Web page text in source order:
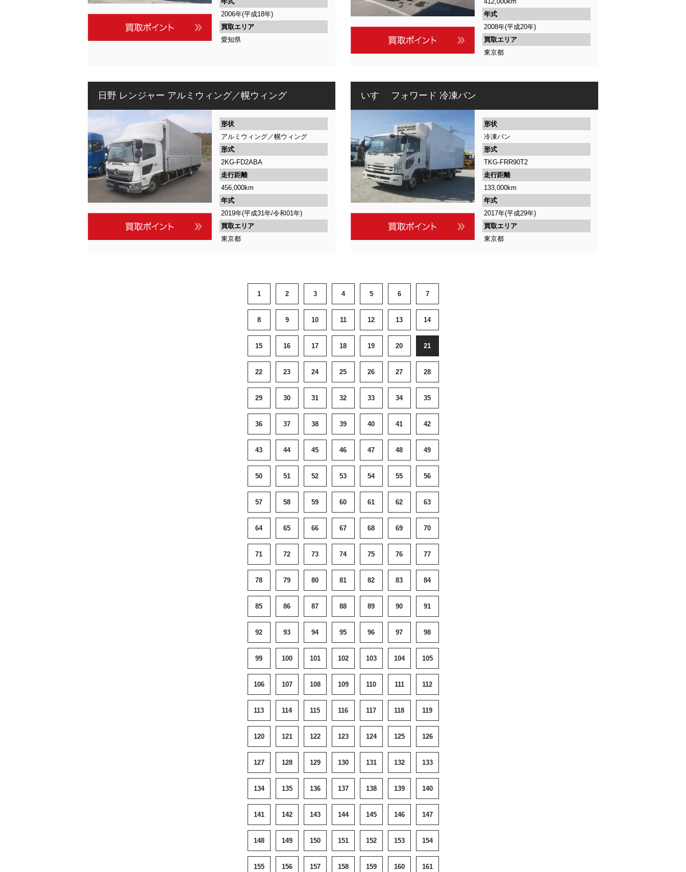
2006年(平成18年)
買取エリア
愛知県
年式
2008年(平成20年)
買取エリア
東京都
日野 レンジャー アルミウィング／幌ウィング
形状
アルミウィング／幌ウィング
形式
2KG-FD2ABA
走行距離
456,000km
年式
2019年(平成31年/令和01年)
買取エリア
東京都
いすゞ フォワード 冷凍バン
形状
冷凍バン
形式
TKG-FRR90T2
走行距離
133,000km
年式
2017年(平成29年)
買取エリア
東京都
1 2 3 4 5 6 7
8 9 10 11 12 13 14
15 16 17 18 19 20 21
22 23 24 25 26 27 28
29 30 31 32 33 34 35
36 37 38 39 40 41 42
43 44 45 46 47 48 49
50 51 52 53 54 55 56
57 58 59 60 61 62 63
64 65 66 67 68 69 70
71 72 73 74 75 76 77
78 79 80 81 82 83 84
85 86 87 88 89 90 91
92 93 94 95 96 97 98
99 100 101 102 103 104 105
106 107 108 109 110 111 112
113 114 115 116 117 118 119
120 121 122 123 124 125 126
127 128 129 130 131 132 133
134 135 136 137 138 139 140
141 142 143 144 145 146 147
148 149 150 151 152 153 154
155 156 157 158 159 160 161